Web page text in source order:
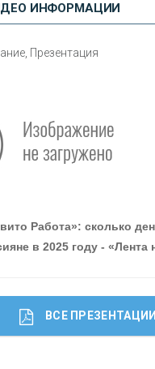
и удержать персонал -
ИНФОРМАЦИИ
Презентация
Работа»: сколько
в 2025 году - «Лента
ВСЕ ПРЕЗЕНТАЦИИ